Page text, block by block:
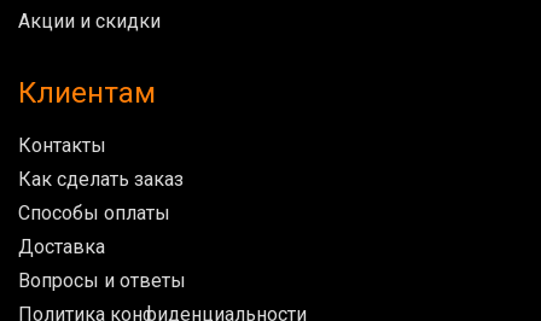
Акции и скидки
Клиентам
Контакты
Как сделать заказ
Способы оплаты
Доставка
Вопросы и ответы
Политика конфиденциальности